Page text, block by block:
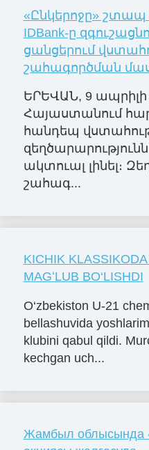
«Ընկերոջը» շտապ
IDBank-ը
ցանցերում
շահագործման
ԵՐԵՎԱՆ, 9 ապրիլի
Հայաստանում
հանդեպ
ակտուալ լինել։
շահագ...
KICHIK
MAGʻLUB BO‘LISHDI
O‘zbekiston U-21
bellashuvida
klubini qabul qildi.
kechgan uch...
Жамбыл облысында